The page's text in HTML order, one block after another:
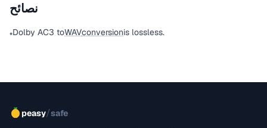
نصائح
•Dolby AC3 toWAVconversionis lossless.
peasy/safe